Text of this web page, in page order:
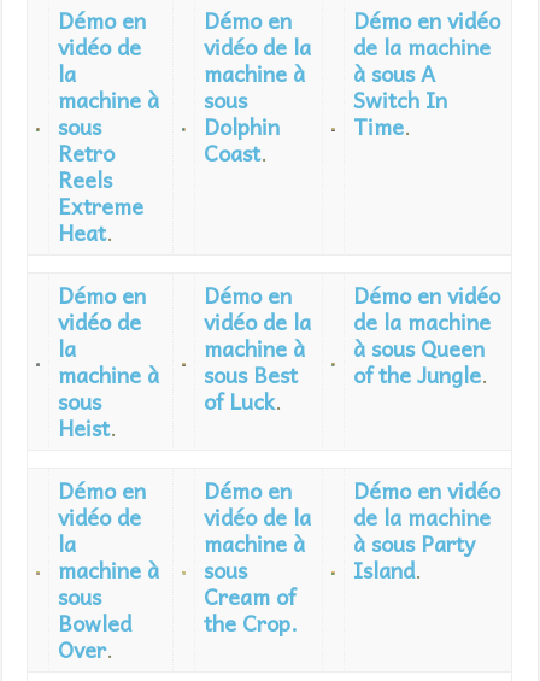
Démo en
vidéo de
la
machine à
sous
Retro
Reels
Extreme
Heat.
Démo en
vidéo de la
machine à
sous
Dolphin
Coast.
Démo en vidéo
de la machine
à sous A
Switch In
Time.
Démo en
vidéo de
la
machine à
sous
Heist.
Démo en
vidéo de la
machine à
sous Best
of Luck.
Démo en vidéo
de la machine
à sous Queen
of the Jungle.
Démo en
vidéo de
la
machine à
sous
Bowled
Over.
Démo en
vidéo de la
machine à
sous
Cream of
the Crop.
Démo en vidéo
de la machine
à sous Party
Island.